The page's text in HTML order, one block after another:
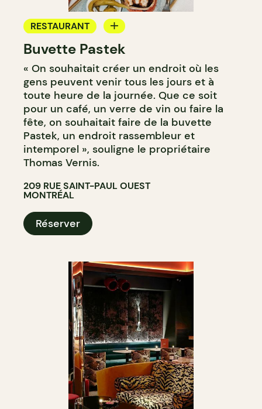
RESTAURANT
BAR À VIN
BAR À COCKTAIL
Buvette Pastek
« On souhaitait créer un endroit où les
gens peuvent venir tous les jours et à
toute heure de la journée. Que ce soit
pour un café, un verre de vin ou faire la
fête, on souhaitait faire de la buvette
Pastek, un endroit rassembleur et
intemporel », souligne le propriétaire
Thomas Vernis.
209 RUE SAINT-PAUL OUEST
MONTRÉAL
Réserver